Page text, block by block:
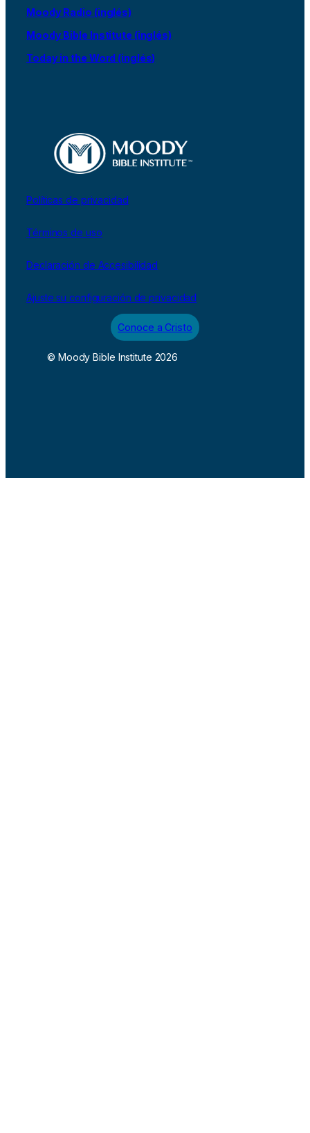
Moody Radio (inglés)
Moody Bible Institute (inglés)
Today in the Word (inglés)
Políticas de privacidad
Términos de uso
Declaración de Accesibilidad
Ajuste su configuración de privacidad
Conoce a Cristo
© Moody Bible Institute 2026